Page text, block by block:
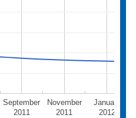
September
2011
November
2011
January
2012